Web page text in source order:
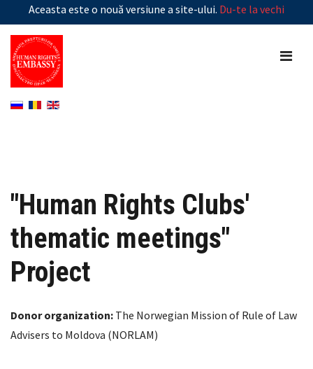
Aceasta este o nouă versiune a site-ului. Du-te la vechi
"Human Rights Clubs'
thematic meetings"
Project
Donor organization: The Norwegian Mission of Rule of Law
Advisers to Moldova (NORLAM)